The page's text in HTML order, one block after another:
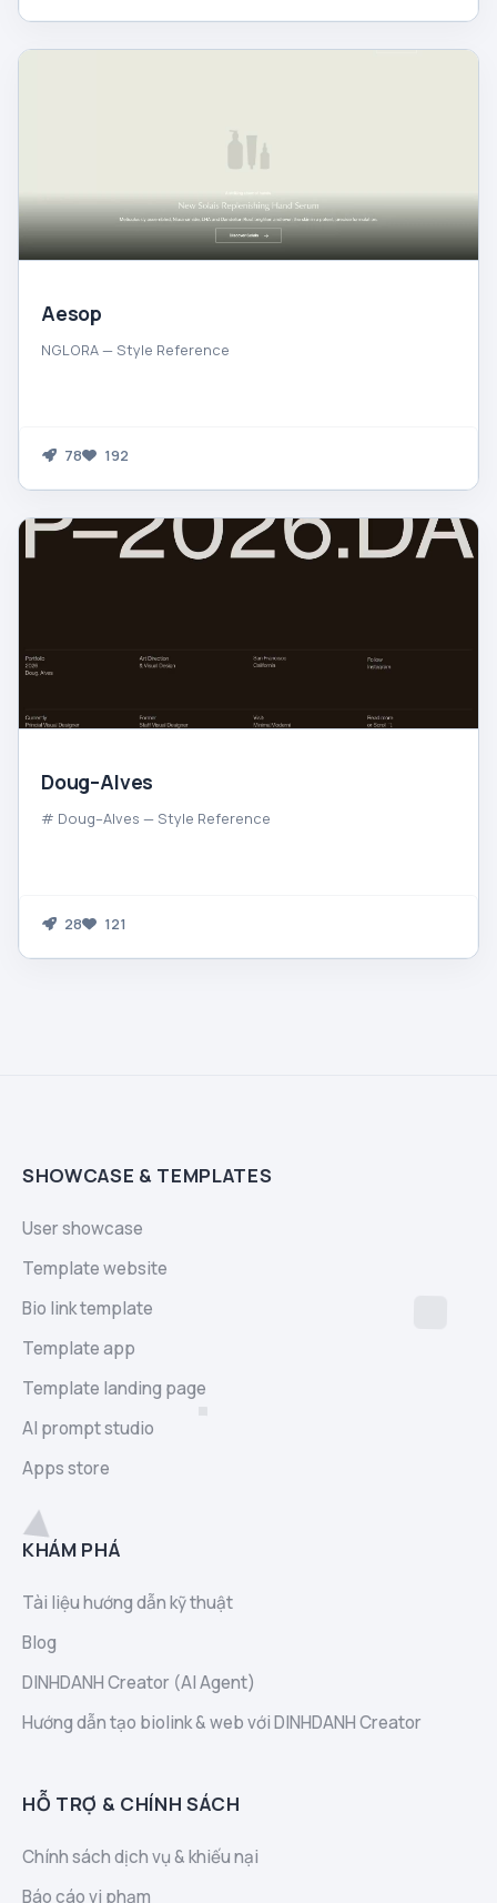
Aesop
NGLORA — Style Reference
78 192
Doug–Alves
# Doug–Alves — Style Reference
28 121
SHOWCASE & TEMPLATES
User showcase
Template website
Bio link template
Template app
Template landing page
AI prompt studio
Apps store
KHÁM PHÁ
Tài liệu hướng dẫn kỹ thuật
Blog
DINHDANH Creator (AI Agent)
Hướng dẫn tạo biolink & web với DINHDANH Creator
HỖ TRỢ & CHÍNH SÁCH
Chính sách dịch vụ & khiếu nại
Báo cáo vi phạm